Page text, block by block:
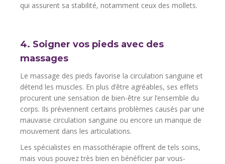
qui assurent sa stabilité, notamment ceux des mollets.
4. Soigner vos pieds avec des
massages
Le massage des pieds favorise la circulation sanguine et
détend les muscles. En plus d’être agréables, ses effets
procurent une sensation de bien-être sur l’ensemble du
corps. Ils préviennent certains problèmes causés par une
mauvaise circulation sanguine ou encore un manque de
mouvement dans les articulations.
Les spécialistes en massothérapie offrent de tels soins,
mais vous pouvez très bien en bénéficier par vous-